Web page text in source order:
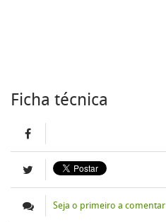
Ficha técnica
Seja o primeiro a comentar